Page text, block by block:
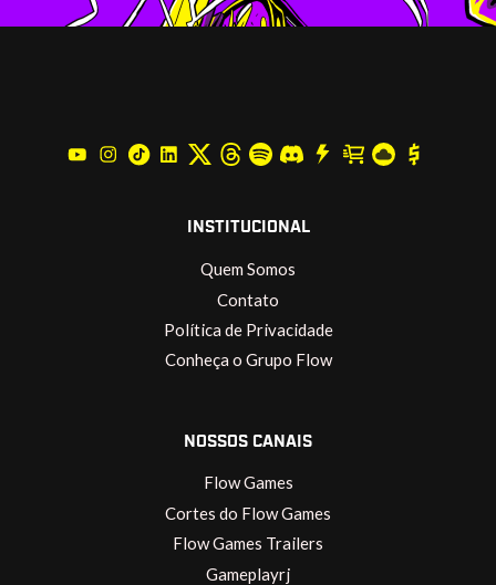
INSTITUCIONAL
Quem Somos
Contato
Política de Privacidade
Conheça o Grupo Flow
NOSSOS CANAIS
Flow Games
Cortes do Flow Games
Flow Games Trailers
Gameplayrj